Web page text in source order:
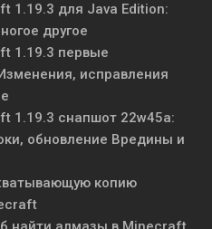
1.19.3 для Java Edition:
другое
1.19.3 первые
исправления
1.19.3 снапшот 22w45a:
обновление Вредины и
копию